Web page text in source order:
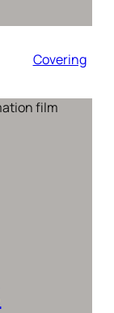
Covering